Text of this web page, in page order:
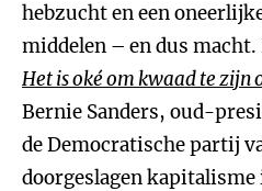
hebzucht en een
middelen – en dus
Het is oké om kwaad te zijn
Bernie Sanders, oud-
de Democratische partij
doorgeslagen